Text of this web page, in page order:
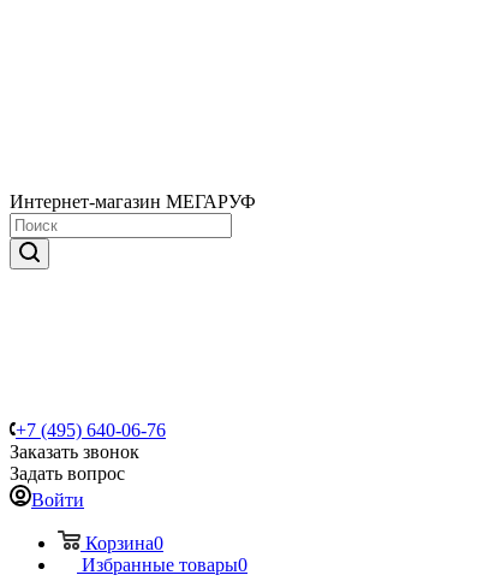
Интернет-магазин МЕГАРУФ
+7 (495) 640-06-76
Заказать звонок
Задать вопрос
Войти
Корзина0
Избранные товары0